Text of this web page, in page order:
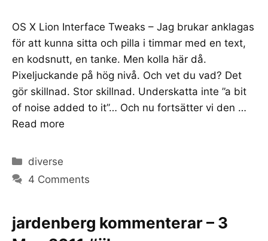
OS X Lion Interface Tweaks – Jag brukar anklagas
för att kunna sitta och pilla i timmar med en text,
en kodsnutt, en tanke. Men kolla här då.
Pixeljuckande på hög nivå. Och vet du vad? Det
gör skillnad. Stor skillnad. Underskatta inte ”a bit
of noise added to it”… Och nu fortsätter vi den …
Read more
Categories
diverse
4 Comments
jardenberg kommenterar – 3